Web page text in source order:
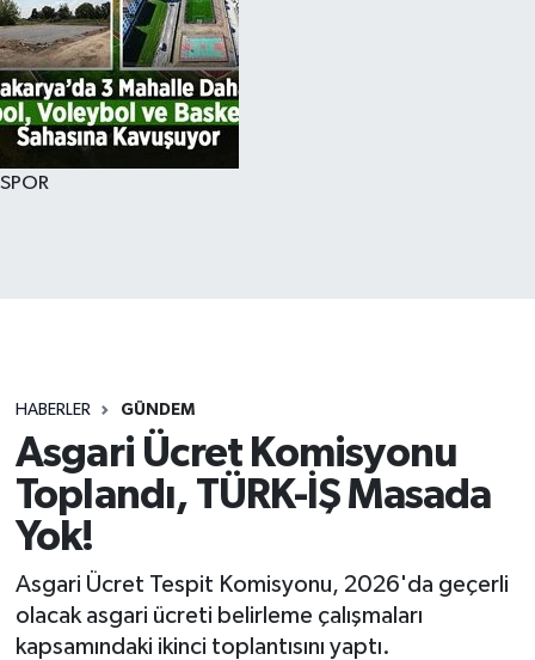
SPOR
HABERLER GÜNDEM
Asgari Ücret Komisyonu
Toplandı, TÜRK-İŞ Masada
Yok!
Asgari Ücret Tespit Komisyonu, 2026'da geçerli
olacak asgari ücreti belirleme çalışmaları
kapsamındaki ikinci toplantısını yaptı.